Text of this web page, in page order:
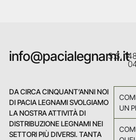
info@pacialegnami.it
S.S.
DA CIRCA CINQUANT’ANNI NOI
DI PACIA LEGNAMI SVOLGIAMO
LA NOSTRA ATTIVITÀ DI
DISTRIBUZIONE LEGNAMI NEI
SETTORI PIÙ DIVERSI. TANTA
UN